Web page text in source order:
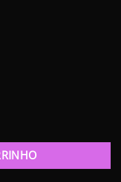
Color - Vermelho